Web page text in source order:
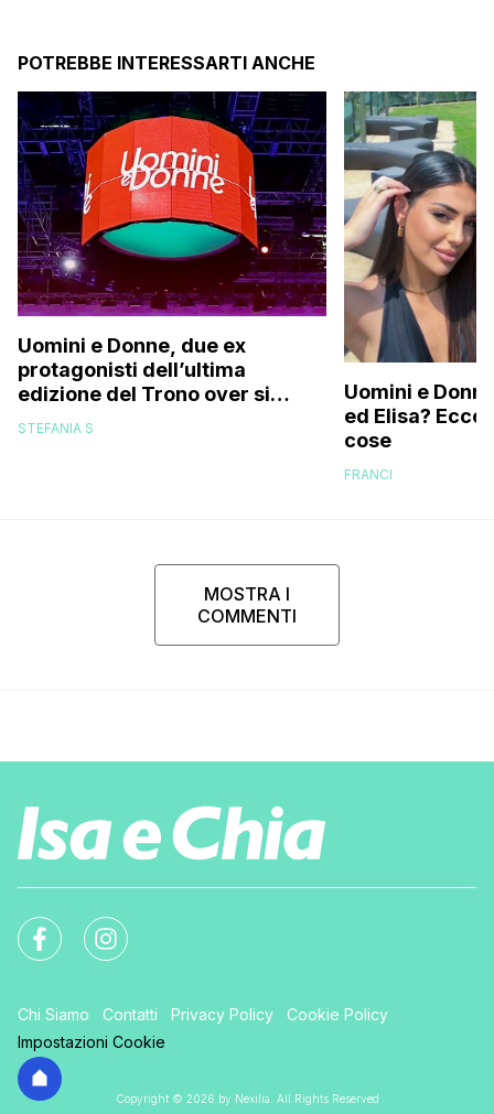
POTREBBE INTERESSARTI ANCHE
Uomini e Donne, due ex
protagonisti dell’ultima
edizione del Trono over si
stanno frequentando fuori dal
STEFANIA S
Uomini e
ed Elisa? Ecco
cose
FRANCI
MOSTRA I
COMMENTI
Chi Siamo Contatti Privacy Policy
Cookie Policy
Impostazioni Cookie
Copyright © 2026 by Nexilia. All Rights Reserved